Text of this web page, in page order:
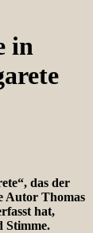
in
das der
Autor Thomas
hat,
Stimme.